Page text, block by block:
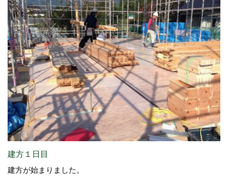
建方１日目
建方が始まりました。